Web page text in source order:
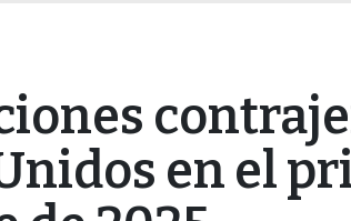
en el